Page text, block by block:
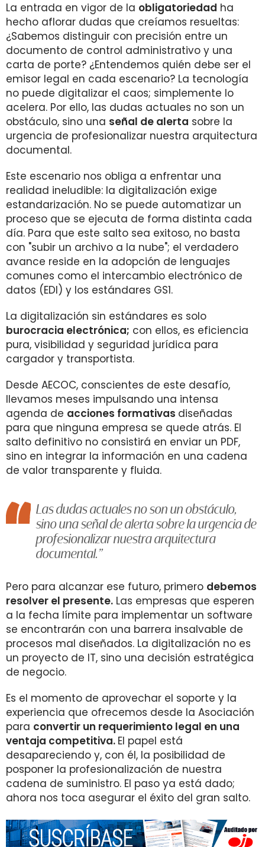
La entrada en vigor de la obligatoriedad ha
hecho aflorar dudas que creíamos resueltas:
¿Sabemos distinguir con precisión entre un
documento de control administrativo y una
carta de porte? ¿Entendemos quién debe ser el
emisor legal en cada escenario? La tecnología
no puede digitalizar el caos; simplemente lo
acelera. Por ello, las dudas actuales no son un
obstáculo, sino una señal de alerta sobre la
urgencia de profesionalizar nuestra arquitectura
documental.
Este escenario nos obliga a enfrentar una
realidad ineludible: la digitalización exige
estandarización. No se puede automatizar un
proceso que se ejecuta de forma distinta cada
día. Para que este salto sea exitoso, no basta
con "subir un archivo a la nube"; el verdadero
avance reside en la adopción de lenguajes
comunes como el intercambio electrónico de
datos (EDI) y los estándares GS1.
La digitalización sin estándares es solo
burocracia electrónica; con ellos, es eficiencia
pura, visibilidad y seguridad jurídica para
cargador y transportista.
Desde AECOC, conscientes de este desafío,
llevamos meses impulsando una intensa
agenda de acciones formativas diseñadas
para que ninguna empresa se quede atrás. El
salto definitivo no consistirá en enviar un PDF,
sino en integrar la información en una cadena
de valor transparente y fluida.
Las dudas actuales no son un obstáculo,
sino una señal de alerta sobre la urgencia de
profesionalizar nuestra arquitectura
documental.”
Pero para alcanzar ese futuro, primero debemos
resolver el presente. Las empresas que esperen
a la fecha límite para implementar un software
se encontrarán con una barrera insalvable de
procesos mal diseñados. La digitalización no es
un proyecto de IT, sino una decisión estratégica
de negocio.
Es el momento de aprovechar el soporte y la
experiencia que ofrecemos desde la Asociación
para convertir un requerimiento legal en una
ventaja competitiva. El papel está
desapareciendo y, con él, la posibilidad de
posponer la profesionalización de nuestra
cadena de suministro. El paso ya está dado;
ahora nos toca asegurar el éxito del gran salto.